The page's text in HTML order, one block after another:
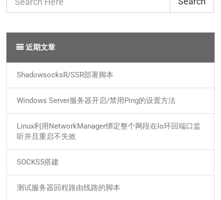
近期文章
ShadowsocksR/SSR部署脚本
Windows Server服务器开启/禁用Ping的设置方法
Linux利用NetworkManager绑定整个网段在lo环回端口监
听并且重启不失效
SOCKS5搭建
测试服务器回程路由线路的脚本